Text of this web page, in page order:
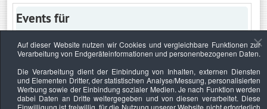
Events für
Keine Termine
Auf dieser Website nutzen wir Cookies und vergleichbare Funktionen zur
Verarbeitung von Endgeräteinformationen und personenbezogenen Daten.
Die Verarbeitung dient der Einbindung von Inhalten, externen Diensten
und Elementen Dritter, der statistischen Analyse/Messung, personalisierten
Werbung sowie der Einbindung sozialer Medien. Je nach Funktion werden
dabei Daten an Dritte weitergegeben und von diesen verarbeitet. Diese
Einwilligung ist freiwillig, für die Nutzung unserer Website nicht erforderlich